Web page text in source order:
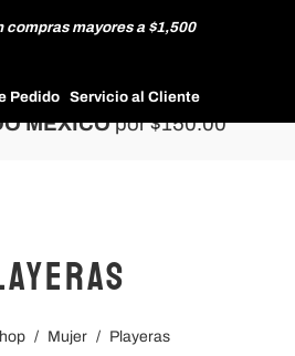
compras mayores a $1,500
Pedido Servicio al Cliente
MÉXICOpor $150.00
/ Mujer / Playeras